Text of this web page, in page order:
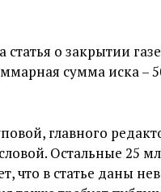
о закрытии
сумма иска –
главного
Остальные 25
что в статье даны